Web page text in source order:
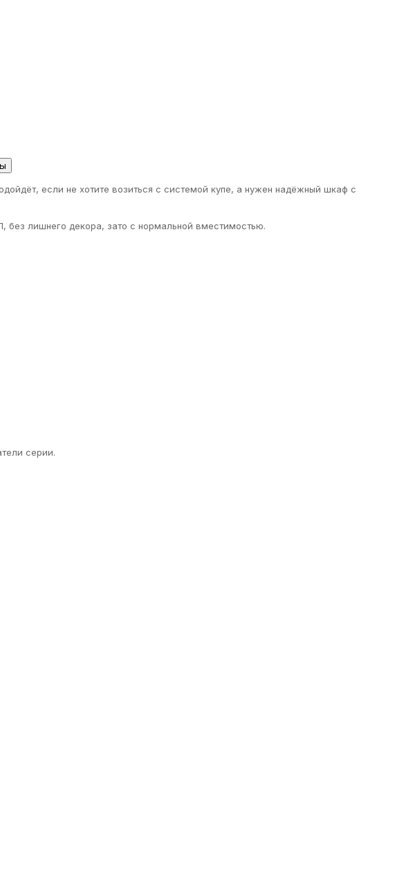
если не хотите возиться с системой купе, а нужен надёжный шкаф с
без лишнего декора, зато с нормальной вместимостью.
серии.